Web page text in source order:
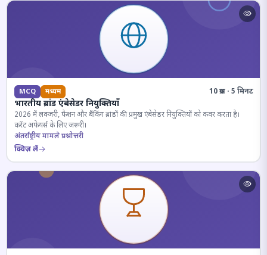
MCQ मध्यम 10 प्रश्न · 5 मिनट
भारतीय ब्रांड एंबेसेडर नियुक्तियाँ
2026 में लक्जरी, फैशन और बैंकिंग ब्रांडों की प्रमुख एंबेसेडर नियुक्तियों को कवर करता है।
करेंट अफेयर्स के लिए जरूरी।
अंतर्राष्ट्रीय मामले प्रश्नोत्तरी
क्विज़ लें